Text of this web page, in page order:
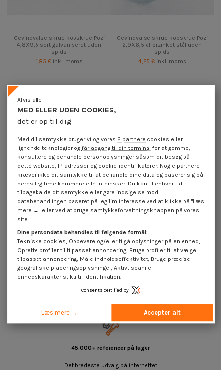
Gevindvalse skrue kopskrue Pozi
4,8X9,5 sort galvaniseret uden
spids
1,85 € inkl. moms
Gevindvalse skrue kopskrue Pozi
2,9X6,5 elforzinket stål uden
spids
4,25 € inkl. moms
Gevindvalse skrue kopskrue Pozi
4,8X9,5 elforzinket stål uden
4,25 €inkl. moms
Gevindvalse skrue kopskrue Pozi
1,85 €
Gevindvalse skrue kopskrue Pozi uden spids DIN 968
45.000+ referencer på lager
Det bredeste udvalg på internettet
MED ELLER UDEN COOKIES,
det er op til dig
Afvis alle
Med dit samtykke bruger vi og vores 2 partnere cookies eller
lignende teknologier ogfår adgang til din terminal for at gemme,
konsultere og behandle personoplysninger såsom dit besøg på
dette website, IP-adresser og cookie-identifikatorer. Nogle partnere
kræver ikke dit samtykke til at behandle dine data og baserer sig på
deres legitime kommercielle interesser. Du kan til enhver tid
tilbagekalde dit samtykke eller gøre indsigelse mod
databehandlingen baseret på legitim interesse ved at klikke på "Læs
mere →" eller ved at bruge samtykkeforvaltningsknappen på vores
site.
Dine persondata behandles til følgende formål:
Tekniske cookies, Opbevare og/eller tilgå oplysninger på en enhed,
Oprette profiler til tilpasset annoncering, Bruge profiler til at vælge
tilpasset annoncering, Måle indholdseffektivitet, Bruge præcise
geografiske placeringsoplysninger, Aktivt scanne
enhedskarakteristika til identifikation.
Consents certified by
Læs mere → Accepter alt